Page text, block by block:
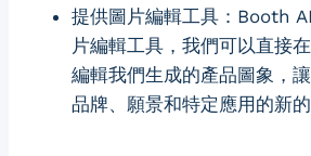
提供圖片編輯工具：Booth
片編輯工具，我們可以直接
編輯我們生成的產品圖象，
品牌、願景和特定應用的新的